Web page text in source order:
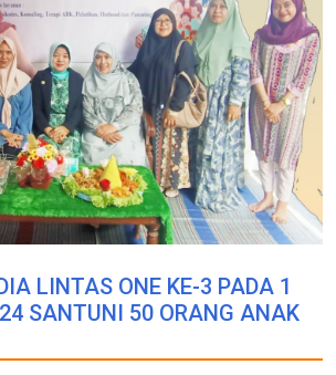
LINTAS ONE KE-3 PADA 1
SANTUNI 50 ORANG ANAK